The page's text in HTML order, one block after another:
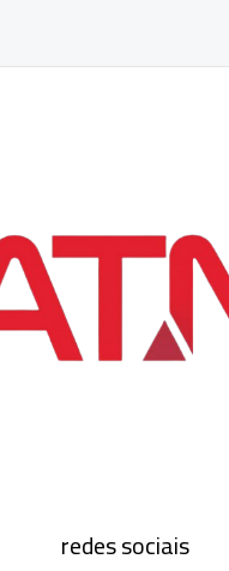
redes sociais